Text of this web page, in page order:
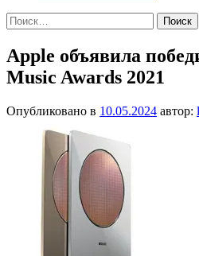
Найти:
Apple объявила
Music Awards 2021
Опубликовано в 10.05.2024 автор: